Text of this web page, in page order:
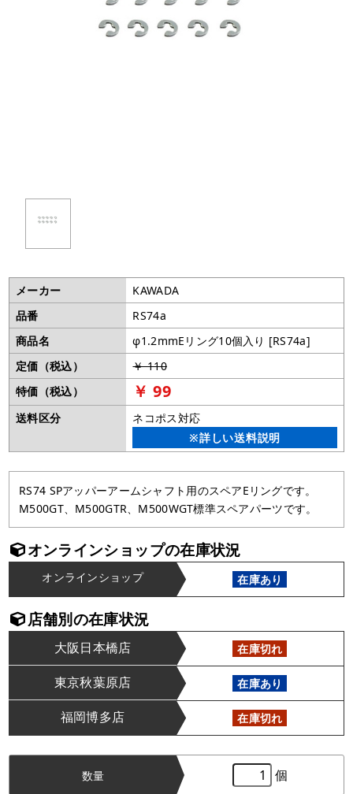
メーカー
KAWADA
品番
RS74a
商品名
φ1.2mmEリング10個入り [RS74a]
定価（税込）
￥ 110
特価（税込）
￥ 99
送料区分
ネコポス対応
※詳しい送料説明
RS74 SPアッパーアームシャフト用のスペアEリングです。
M500GT、M500GTR、M500WGT標準スペアパーツです。
オンラインショップの在庫状況
オンラインショップ 在庫あり
店舗別の在庫状況
大阪日本橋店 在庫切れ
東京秋葉原店 在庫あり
福岡博多店 在庫切れ
数量 個